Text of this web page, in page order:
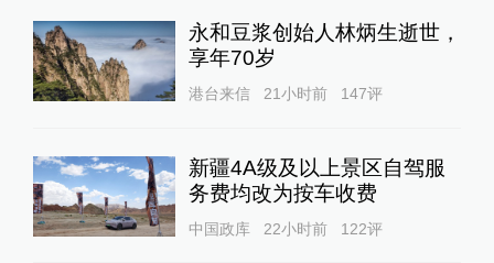
永和豆浆创始人林炳生逝世，
享年70岁
港台来信 21小时前 147评
新疆4A级及以上景区自驾服
务费均改为按车收费
中国政库 22小时前 122评